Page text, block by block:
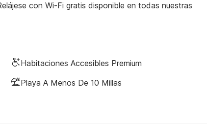
con Wi-Fi gratis disponible en todas nuestras
Habitaciones Accesibles Premium
Playa A Menos De 10 Millas